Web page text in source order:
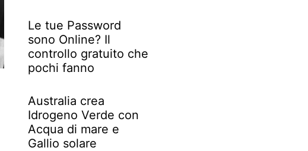
Le tue Password
sono Online? Il
controllo gratuito che
pochi fanno
Australia crea
Idrogeno Verde con
Acqua di mare e
Gallio solare